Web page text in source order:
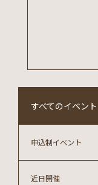
すべてのイベント
近日開催
申込制イベント